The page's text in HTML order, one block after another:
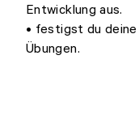
Entwicklung aus.
• festigst du deine
Übungen.